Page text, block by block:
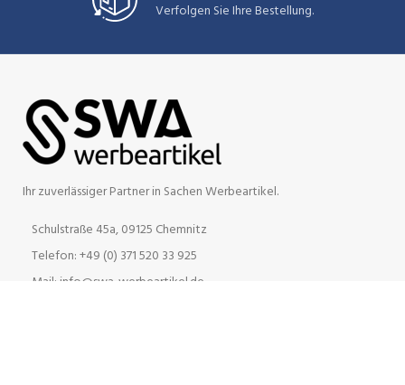
Verfolgen Sie Ihre Bestellung.
Ihr zuverlässiger Partner in Sachen Werbeartikel.
Schulstraße 45a, 09125 Chemnitz
Telefon: +49 (0) 371 520 33 925
Mail: info@swa-werbeartikel.de